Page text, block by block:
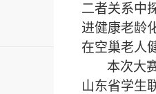
二者关系中
进健康老龄
在空巢老人
本次大
山东省学生